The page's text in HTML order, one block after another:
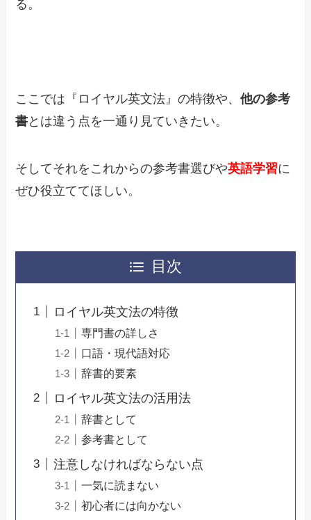
る。
ここでは『ロイヤル英文法』の特徴や、他の参考
書とは違う点を一通り見ていきたい。
そしてそれをこれからの参考書選びや英語学習に
ぜひ役立ててほしい。
目次
ロイヤル英文法の特徴
専門書の詳しさ
口語・現代語対応
辞書的要素
ロイヤル英文法の活用法
辞書として
参考書として
注意しなければならない点
一気に読まない
初心者には向かない